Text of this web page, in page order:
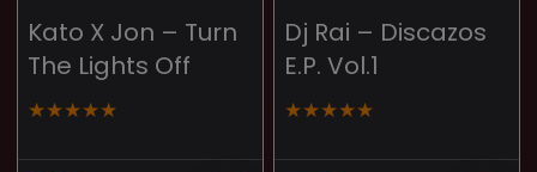
Kato X Jon – Turn
The Lights Off
★★★★★
Dj Rai – Discazos
E.P. Vol.1
★★★★★